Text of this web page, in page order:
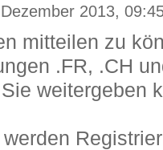
2013,
mitteilen zu
.FR, .CH
weitergeben